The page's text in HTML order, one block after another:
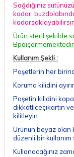
Sağdığınız
kadar,
Ürün steril şekilde
Bpaiçermemektedir.
Kullanım Şekli :
Poşetlerin her
Koruma kilidini
Poşetin kilidini
dikkatliceçıkartın
kilitleyin.
Ürünün beyaz olan
düzenli bir
Kullanacağınız